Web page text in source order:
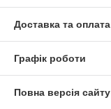
Доставка та оплата
Графік роботи
Повна версія сайту